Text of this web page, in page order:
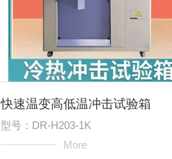
快速温变高低温冲击试验箱
型号：DR-H203-1K
More